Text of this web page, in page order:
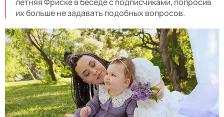
их больше не задавать подобных вопросов.